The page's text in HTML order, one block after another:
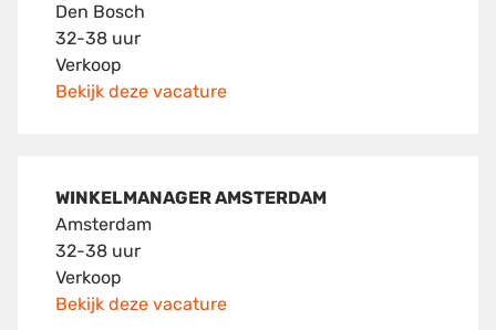
Den Bosch
32-38 uur
Verkoop
Bekijk deze vacature
WINKELMANAGER AMSTERDAM
Amsterdam
32-38 uur
Verkoop
Bekijk deze vacature